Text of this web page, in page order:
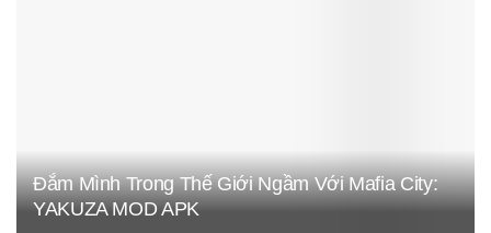
Đắm Mình Trong Thế Giới Ngầm Với Mafia City:
YAKUZA MOD APK